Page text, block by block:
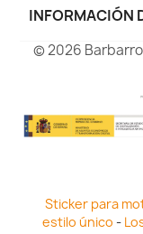
INFORMACIÓN
© 2026
Sticker para
estilo único -